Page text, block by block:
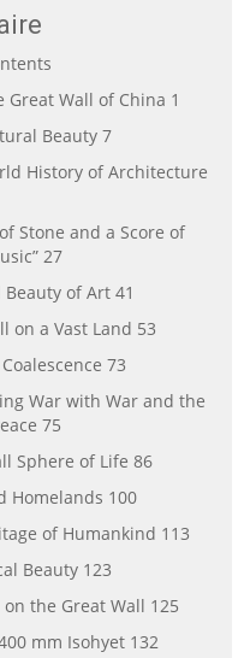
Great Wall of China 1
Beauty 7
History of Architecture
Stone and a Score of
27
of Art 41
on a Vast Land 53
73
War with War and the
75
Sphere of Life 86
Homelands 100
of Humankind 113
Beauty 123
the Great Wall 125
mm Isohyet 132